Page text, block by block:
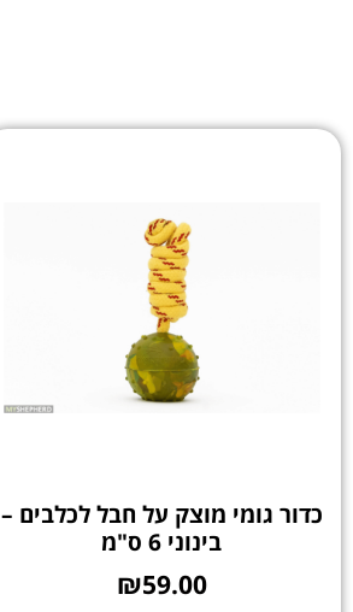
כדור גומי מוצק על חבל לכלבים –
בינוני 6 ס"מ
₪59.00